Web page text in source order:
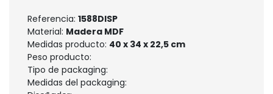
Referencia: 1588DISP
Material: Madera MDF
Medidas producto: 40 x 34 x 22,5 cm
Peso producto:
Tipo de packaging:
Medidas del packaging: